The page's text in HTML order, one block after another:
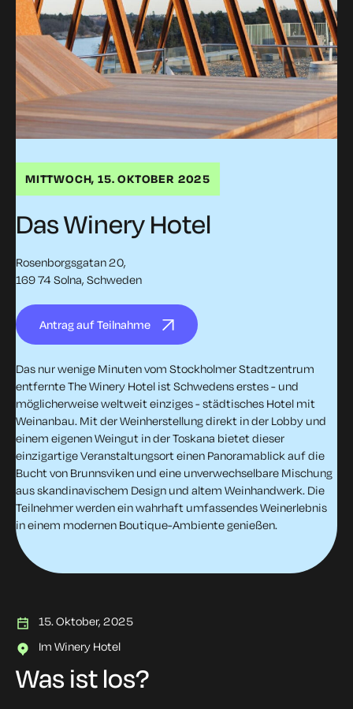
MITTWOCH, 15. OKTOBER 2025
Das Winery Hotel
Rosenborgsgatan 20,
169 74 Solna, Schweden
Antrag auf Teilnahme
Das nur wenige Minuten vom Stockholmer Stadtzentrum
entfernte The Winery Hotel ist Schwedens erstes - und
möglicherweise weltweit einziges - städtisches Hotel mit
Weinanbau. Mit der Weinherstellung direkt in der Lobby und
einem eigenen Weingut in der Toskana bietet dieser
einzigartige Veranstaltungsort einen Panoramablick auf die
Bucht von Brunnsviken und eine unverwechselbare Mischung
aus skandinavischem Design und altem Weinhandwerk. Die
Teilnehmer werden ein wahrhaft umfassendes Weinerlebnis
in einem modernen Boutique-Ambiente genießen.
15. Oktober, 2025
Im Winery Hotel
Was ist los?